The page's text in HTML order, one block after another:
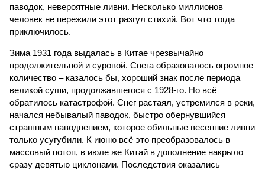
паводок, невероятные ливни. Несколько миллионов
человек не пережили этот разгул стихий. Вот что тогда
приключилось.
Зима 1931 года выдалась в Китае чрезвычайно
продолжительной и суровой. Снега образовалось огромное
количество – казалось бы, хороший знак после периода
великой суши, продолжавшегося с 1928-го. Но всё
обратилось катастрофой. Снег растаял, устремился в реки,
начался небывалый паводок, быстро обернувшийся
страшным наводнением, которое обильные весенние ливни
только усугубили. К июню всё это преобразовалось в
массовый потоп, в июле же Китай в дополнение накрыло
сразу девятью циклонами. Последствия оказались